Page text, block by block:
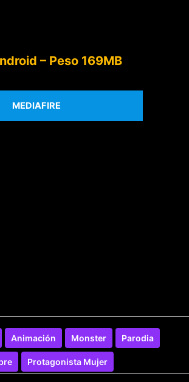
– Peso 169MB
MEDIAFIRE
Animación Monster Parodia
Protagonista Mujer